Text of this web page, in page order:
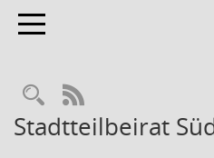
Toggle navigation
RSS-Feed
Stadtteilbeirat